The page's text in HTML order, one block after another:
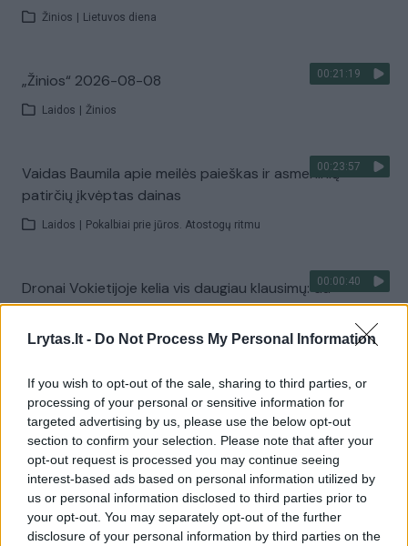
Lrytas.lt - Do Not Process My Personal Information
If you wish to opt-out of the sale, sharing to third parties, or
processing of your personal or sensitive information for
targeted advertising by us, please use the below opt-out
section to confirm your selection. Please note that after your
opt-out request is processed you may continue seeing
interest-based ads based on personal information utilized by
us or personal information disclosed to third parties prior to
your opt-out. You may separately opt-out of the further
disclosure of your personal information by third parties on the
Žinios Lietuvos diena
00:21:19
„Žinios“ 2026-08-08
Laidos Žinios
00:23:57
Vaidas Baumila apie meilės paieškas ir asmeninių
patirčių įkvėptas dainas
Laidos Pokalbiai prie jūros. Atostogų ritmu
00:00:40
Dronai Vokietijoje kelia vis daugiau klausimų: du
pastebėti virš karinės bazės
Žinios | Pasaulis
Visi įrašai
Žiūrimiausi įrašai